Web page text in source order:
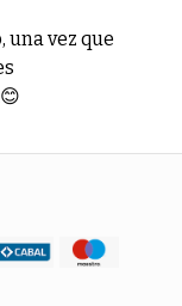
una vez que